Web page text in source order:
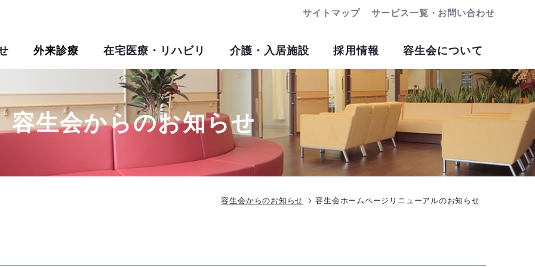
外来診療 在宅医療・リハビリ 介護・入居施設 採用情報 容生会について
サイトマップ サービス一覧・お問い合わせ
容生会からのお知らせ
容生会からのお知らせ 容生会ホームページリニューアルのお知らせ